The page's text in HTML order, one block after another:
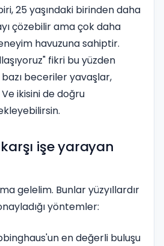
25 yaşındaki birinden daha
çözebilir ama çok daha
havuzuna sahiptir.
fikri bu yüzden
bazı beceriler yavaşlar,
Ve ikisini de doğru
işe yarayan
gelelim. Bunlar yüzyıllardır
yöntemler:
en değerli buluşu